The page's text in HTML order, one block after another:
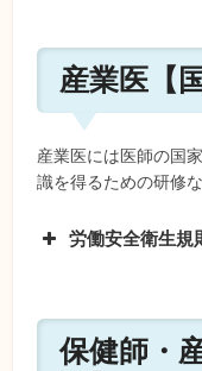
産業医【
産業医には医師の国
識を得るための研修
労働安全衛生規
保健師・